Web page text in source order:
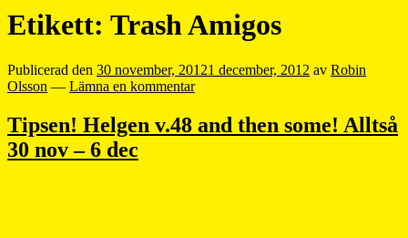
Etikett: Trash Amigos
Publicerad den 30 november, 20121 december, 2012 av Robin
Olsson — Lämna en kommentar
Tipsen! Helgen v.48 and then some! Alltså
30 nov – 6 dec